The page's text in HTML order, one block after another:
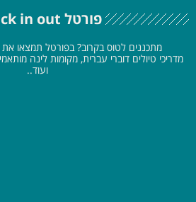
פורטל Check in out
מתכננים לטוס בקרוב? בפורטל תמצאו
מדריכי טיולים דוברי עברית, מקומות לינה
ועוד..